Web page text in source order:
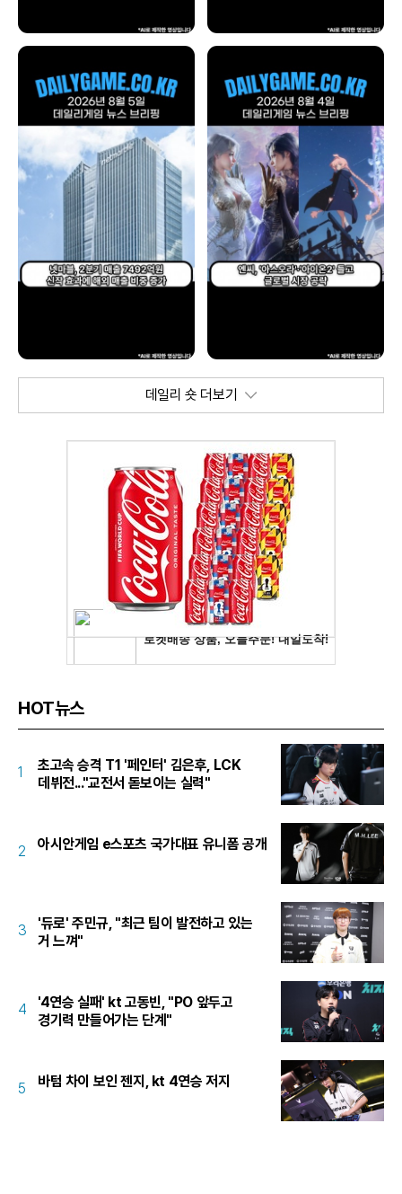
데일리 숏 더보기
HOT뉴스
1
초고속 승격 T1 '페인터' 김은후, LCK
데뷔전..."교전서 돋보이는 실력"
2 아시안게임 e스포츠 국가대표 유니폼 공개
3
'듀로' 주민규, "최근 팀이 발전하고 있는
거 느껴"
4
'4연승 실패' kt 고동빈, "PO 앞두고
경기력 만들어가는 단계"
5 바텀 차이 보인 젠지, kt 4연승 저지